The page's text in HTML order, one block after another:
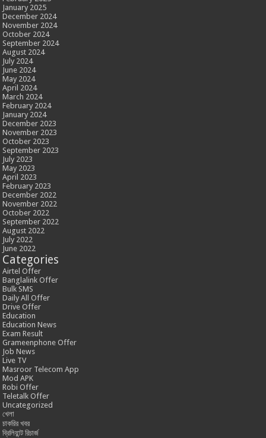
January 2025
December 2024
November 2024
October 2024
September 2024
August 2024
July 2024
June 2024
May 2024
April 2024
March 2024
February 2024
January 2024
December 2023
November 2023
October 2023
September 2023
July 2023
May 2023
April 2023
February 2023
December 2022
November 2022
October 2022
September 2022
August 2022
July 2022
June 2022
Categories
Airtel Offer
Banglalink Offer
Bulk SMS
Daily All Offer
Drive Offer
Education
Education News
Exam Result
Grameenphone Offer
Job News
Live TV
Masroor Telecom App
Mod APK
Robi Offer
Teletalk Offer
Uncategorized
খেলা
চাকরির খবর
ব্রিলিয়ান্ট রিচার্জ